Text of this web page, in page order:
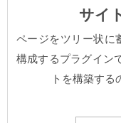
サイ
ページをツリー状に
構成するプラグイン
トを構築する